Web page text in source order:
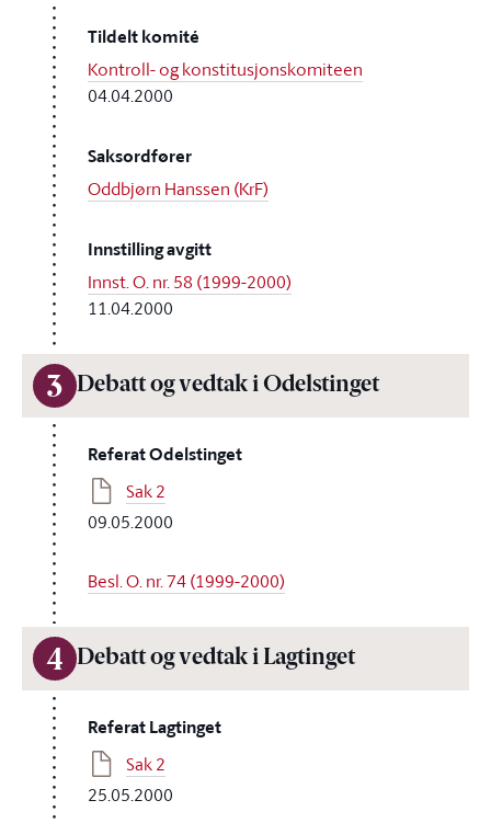
Tildelt komité
Kontroll- og konstitusjonskomiteen
04.04.2000
Saksordfører
Oddbjørn Hanssen (KrF)
Innstilling avgitt
Innst. O. nr. 58 (1999-2000)
11.04.2000
3 Debatt og vedtak i Odelstinget
Referat Odelstinget
Sak 2
09.05.2000
Besl. O. nr. 74 (1999-2000)
4 Debatt og vedtak i Lagtinget
Referat Lagtinget
Sak 2
25.05.2000